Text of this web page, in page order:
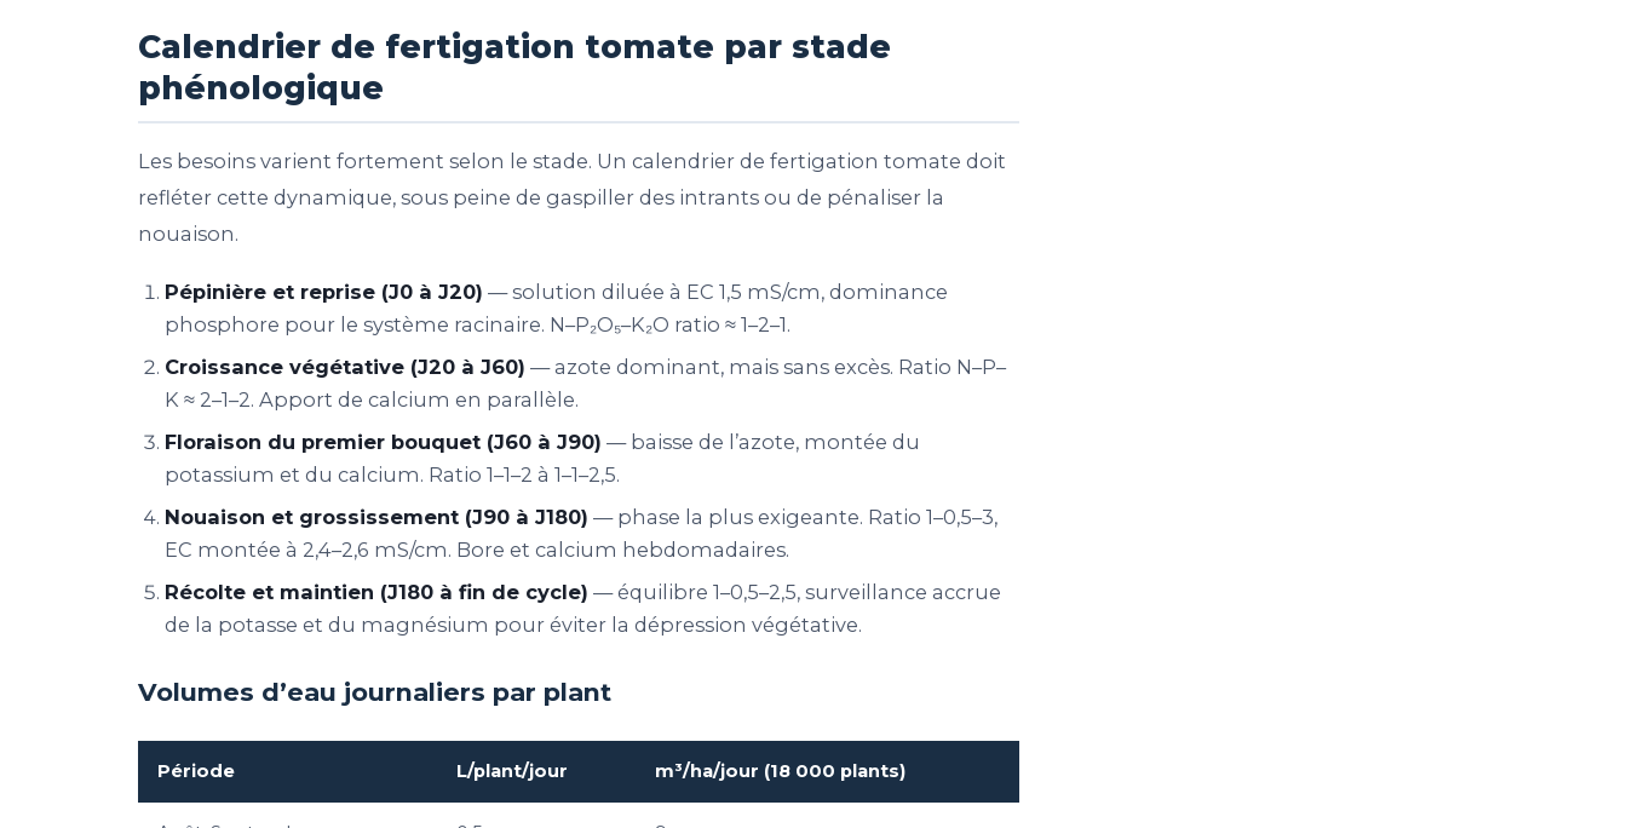
Calendrier de fertigation tomate par stade
phénologique
Les besoins varient fortement selon le stade. Un calendrier de fertigation tomate doit
refléter cette dynamique, sous peine de gaspiller des intrants ou de pénaliser la
nouaison.
Pépinière et reprise (J0 à J20) — solution diluée à EC 1,5 mS/cm, dominance
phosphore pour le système racinaire. N–P₂O₅–K₂O ratio ≈ 1–2–1.
Croissance végétative (J20 à J60) — azote dominant, mais sans excès. Ratio N–P–
K ≈ 2–1–2. Apport de calcium en parallèle.
Floraison du premier bouquet (J60 à J90) — baisse de l’azote, montée du
potassium et du calcium. Ratio 1–1–2 à 1–1–2,5.
Nouaison et grossissement (J90 à J180) — phase la plus exigeante. Ratio 1–0,5–3,
EC montée à 2,4–2,6 mS/cm. Bore et calcium hebdomadaires.
Récolte et maintien (J180 à fin de cycle) — équilibre 1–0,5–2,5, surveillance accrue
de la potasse et du magnésium pour éviter la dépression végétative.
Volumes d’eau journaliers par plant
Période L/plant/jour m³/ha/jour (18 000 plants)